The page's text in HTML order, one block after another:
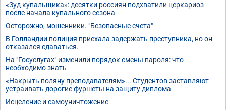
«Зуд купальщика»: десятки россиян подхватили церкариоз
после начала купального сезона
Осторожно, мошенники. "Безопасные счета"
В Голландии полиция приехала задержать преступника, но он
отказался сдаваться.
На "Госуслугах" изменили порядок смены пароля: что
необходимо знать
«Накрыть поляну преподавателям»... Студентов заставляют
устраивать дорогие фуршеты на защиту диплома
Исцеление и самоуничтожение